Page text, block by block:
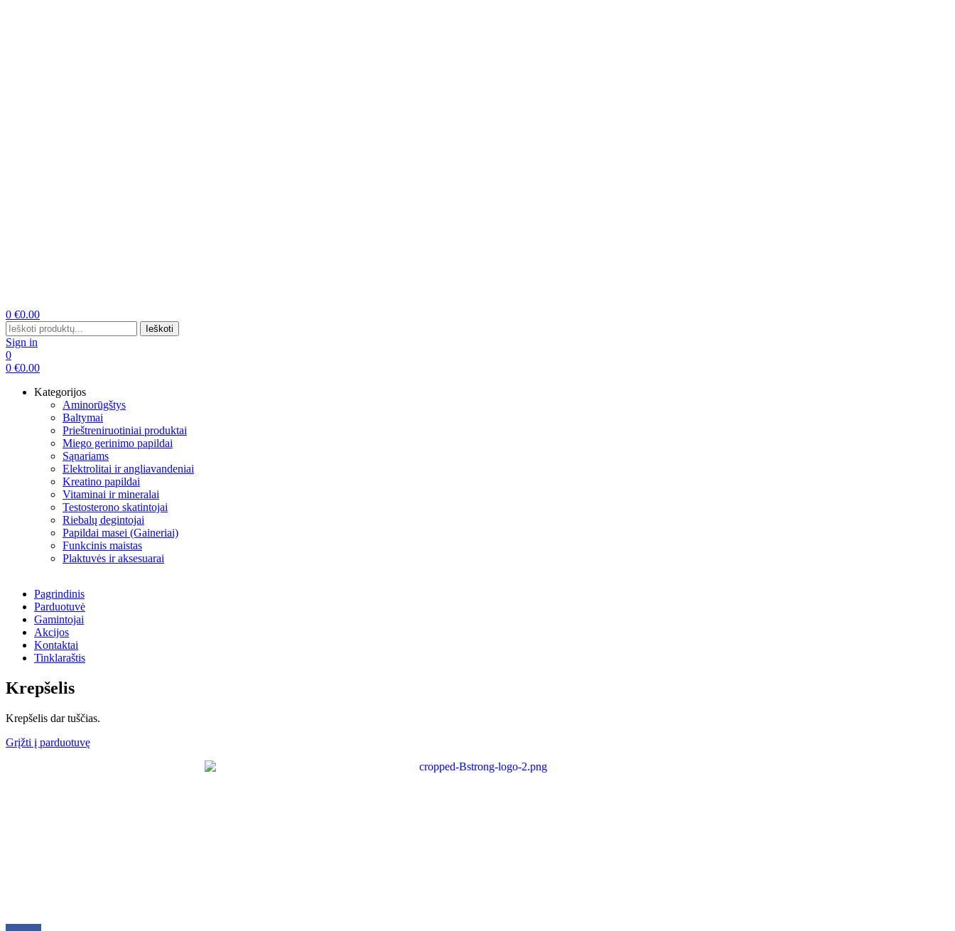
0 €0.00
Search
for:
Ieškoti
Sign in
0
0 €0.00
Kategorijos
Aminorūgštys
Baltymai
Prieštreniruotiniai produktai
Miego gerinimo papildai
Sąnariams
Elektrolitai ir angliavandeniai
Kreatino papildai
Vitaminai ir mineralai
Testosterono skatintojai
Riebalų degintojai
Papildai masei (Gaineriai)
Funkcinis maistas
Plaktuvės ir aksesuarai
Pagrindinis
Parduotuvė
Gamintojai
Akcijos
Kontaktai
Tinklaraštis
Krepšelis
Krepšelis dar tuščias.
Grįžti į parduotuvę